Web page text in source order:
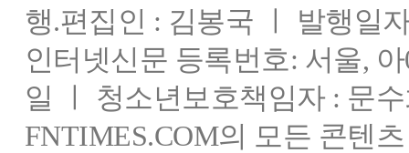
행.편집인 : 김봉국 ㅣ 발행일
인터넷신문 등록번호: 서울,
일 ㅣ 청소년보호책임자 : 문
FNTIMES.COM의 모든 콘텐